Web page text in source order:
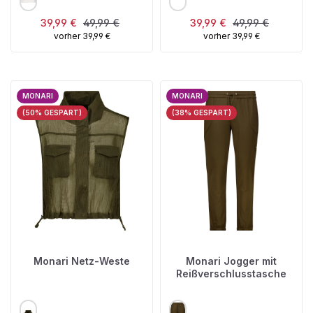
Verkaufspreis:
39,99 € Regulärer Preis:
49,99 €
vorher 39,99 €
Verkaufspreis:
39,99 € Regulärer Preis:
49,99 €
vorher 39,99 €
MONARI
(50% GESPART)
Monari Netz-Weste
FARBE
MONARI
(38% GESPART)
Monari Jogger mit
Reißverschlusstasche
FARBE